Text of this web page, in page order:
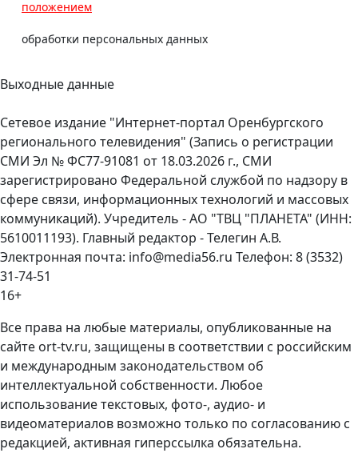
положением
обработки персональных данных
Выходные данные
Сетевое издание "Интернет-портал Оренбургского
регионального телевидения" (Запись о регистрации
СМИ Эл № ФС77-91081 от 18.03.2026 г., СМИ
зарегистрировано Федеральной службой по надзору в
сфере связи, информационных технологий и массовых
коммуникаций). Учредитель - АО "ТВЦ "ПЛАНЕТА" (ИНН:
5610011193). Главный редактор - Телегин А.В.
Электронная почта: info@media56.ru Телефон: 8 (3532)
31-74-51
16+
Все права на любые материалы, опубликованные на
сайте ort-tv.ru, защищены в соответствии с российским
и международным законодательством об
интеллектуальной собственности. Любое
использование текстовых, фото-, аудио- и
видеоматериалов возможно только по согласованию с
редакцией, активная гиперссылка обязательна.